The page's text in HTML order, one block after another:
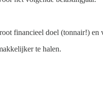
financieel doel (tonnair!)
te halen.